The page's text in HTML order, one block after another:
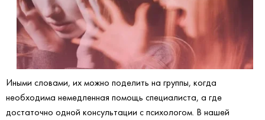
Иными словами, их можно поделить на группы, когда
необходима немедленная помощь специалиста, а где
достаточно одной консультации с психологом. В нашей